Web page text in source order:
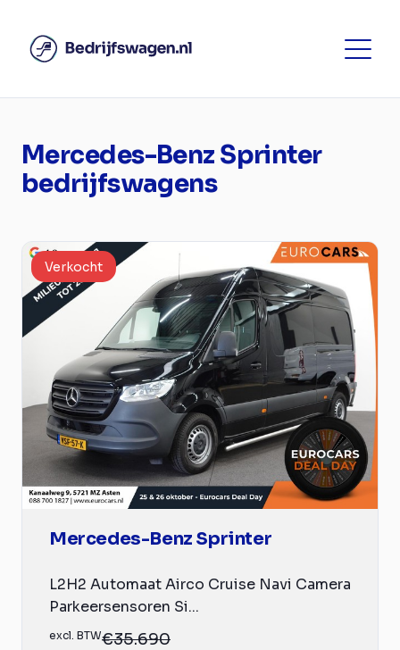
Mercedes-Benz Sprinter
bedrijfswagens
Verkocht
Mercedes-Benz Sprinter
L2H2 Automaat Airco Cruise Navi Camera
Parkeersensoren Si...
excl. BTW€35.690